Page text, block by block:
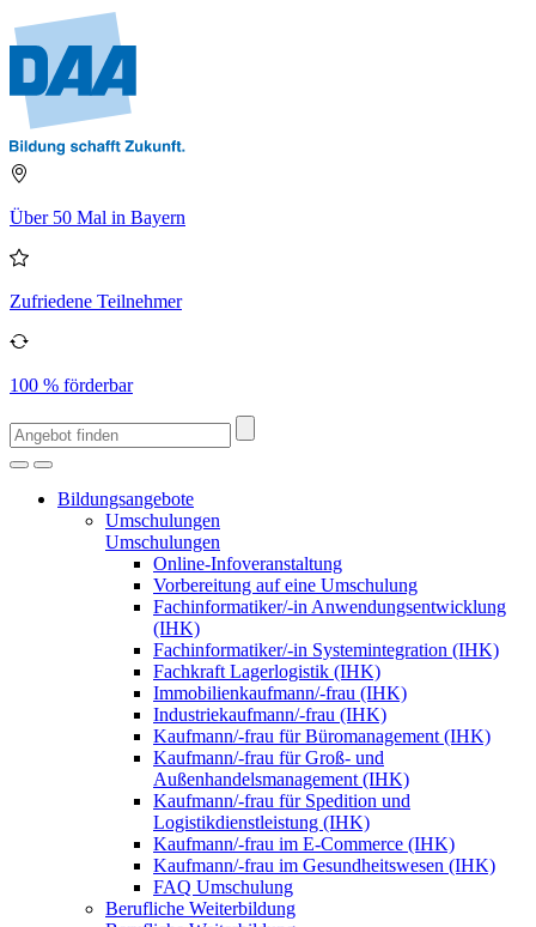
Über 50 Mal in Bayern
Zufriedene Teilnehmer
100 % förderbar
Bildungsangebote
Umschulungen
Umschulungen
Online-Infoveranstaltung
Vorbereitung auf eine Umschulung
Fachinformatiker/-in Anwendungsentwicklung
(IHK)
Fachinformatiker/-in Systemintegration (IHK)
Fachkraft Lagerlogistik (IHK)
Immobilienkaufmann/-frau (IHK)
Industriekaufmann/-frau (IHK)
Kaufmann/-frau für Büromanagement (IHK)
Kaufmann/-frau für Groß- und
Außenhandelsmanagement (IHK)
Kaufmann/-frau für Spedition und
Logistikdienstleistung (IHK)
Kaufmann/-frau im E-Commerce (IHK)
Kaufmann/-frau im Gesundheitswesen (IHK)
FAQ Umschulung
Berufliche Weiterbildung